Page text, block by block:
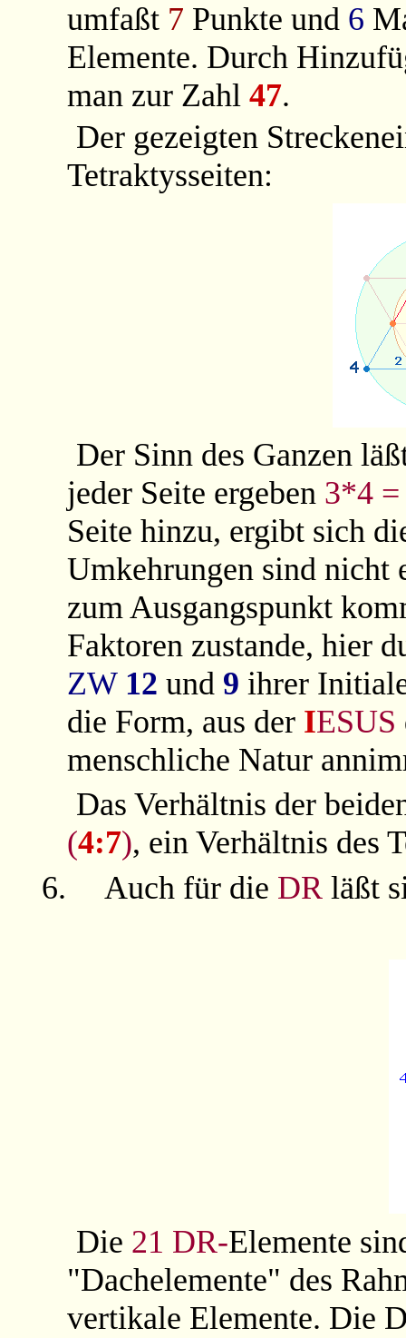
umfaßt 7 Punkte und 6
Elemente. Durch
man zur Zahl47.
Der gezeigten
Tetraktysseiten:
Der Sinn des Ganzen
jeder Seite ergeben 3*4
Seite hinzu, ergibt sich
Umkehrungen sind nicht
zum Ausgangspunkt
Faktoren zustande, hier
ZW 12 und 9 ihrer
die Form, aus der IESUS
menschliche Natur
Das Verhältnis der
(4:7), ein Verhältnis des
6.
Auch für die DR läßt
Die 21 DR-Elemente
"Dachelemente" des
vertikale Elemente. Die